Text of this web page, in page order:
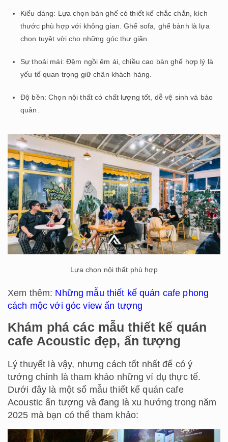
Kiểu dáng: Lựa chọn bàn ghế có thiết kế chắc chắn, kích
thước phù hợp với không gian. Ghế sofa, ghế bành là lựa
chọn tuyệt vời cho những góc thư giãn.
Sự thoải mái: Đệm ngồi êm ái, chiều cao bàn ghế hợp lý là
yếu tố quan trọng giữ chân khách hàng.
Độ bền: Chọn nội thất có chất lượng tốt, dễ vệ sinh và bảo
quản.
Lựa chọn nội thất phù hợp
Xem thêm: Những mẫu thiết kế quán cafe phong
cách mộc với góc view ấn tượng
Khám phá các mẫu thiết kế quán
cafe Acoustic đẹp, ấn tượng
Lý thuyết là vậy, nhưng cách tốt nhất để có ý
tưởng chính là tham khảo những ví dụ thực tế.
Dưới đây là một số mẫu thiết kế quán cafe
Acoustic ấn tượng và đang là xu hướng trong năm
2025 mà bạn có thể tham khảo: